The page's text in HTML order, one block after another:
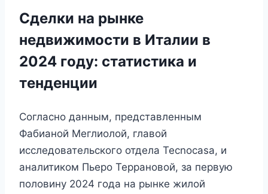
Сделки на рынке
недвижимости в Италии в
2024 году: статистика и
тенденции
Согласно данным, представленным
Фабианой Меглиолой, главой
исследовательского отдела Tecnocasa, и
аналитиком Пьеро Террановой, за первую
половину 2024 года на рынке жилой